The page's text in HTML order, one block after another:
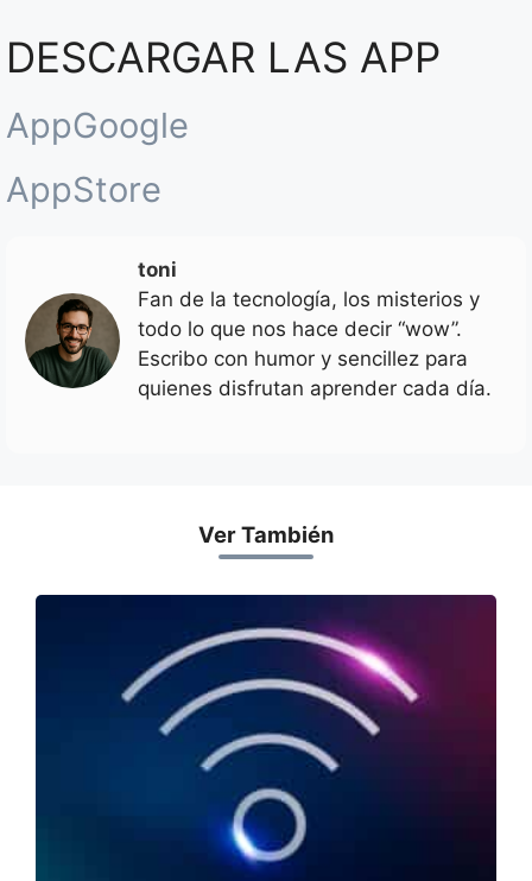
DESCARGAR LAS APP
AppGoogle
AppStore
toni
Fan de la tecnología, los misterios y
todo lo que nos hace decir “wow”.
Escribo con humor y sencillez para
quienes disfrutan aprender cada día.
Ver También